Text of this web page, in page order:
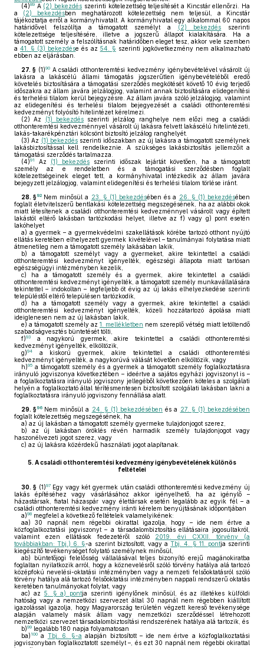
(4)89 A (2) bekezdés szerinti kötelezettség teljesítését a Kincstár ellenőrzi. Ha
a (2) bekezdésben meghatározott kötelezettség nem teljesül, a Kincstár
tájékoztatja erről a kormányhivatalt. A kormányhivatal egy alkalommal 60 napos
határidővel felszólítja a támogatott személyt a
(2) bekezdés szerinti
kötelezettsége teljesítésére, illetve a jogszerű állapot kialakítására. Ha a
támogatott személy a felszólításnak határidőben eleget tesz, akkor vele szemben
a41. § (3) bekezdése és az 54. § szerinti jogkövetkezmény nem alkalmazható
ebben az eljárásban.
27. § (1)90A családi otthonteremtési kedvezmény igénybevételével vásárolt új
lakásra a lakáscélú állami támogatás jogszerűtlen igénybevételéből eredő
követelés biztosítására a támogatási szerződés megkötését követő 10 évig terjedő
időszakra az állam javára jelzálogjog, valamint annak biztosítására elidegenítési
és terhelési tilalom kerül bejegyzésre. Az állam javára szóló jelzálogjog, valamint
az elidegenítési és terhelési tilalom bejegyezését a családi otthonteremtési
kedvezményt folyósító hitelintézet kérelmezi.
(2) Az (1) bekezdésszerinti jelzálog ranghelye nem előzi meg a családi
otthonteremtési kedvezménnyel vásárolt új lakásra felvett lakáscélú hitelintézeti,
lakás-takarékpénztári kölcsönt biztosító jelzálog ranghelyét.
(3) Az (1) bekezdésszerinti időszakban az új lakásra a támogatott személynek
lakásbiztosítással kell rendelkeznie. A szükséges lakásbiztosítás jellemzőit a
támogatási szerződés tartalmazza.
(4)91 Az (1) bekezdés szerinti időszak lejártát követően, ha a támogatott
személy az e rendeletben és a támogatási szerződésben foglalt
kötelezettségeinek eleget tett, a kormányhivatal intézkedik az állam javára
bejegyzett jelzálogjog, valamint elidegenítési és terhelési tilalom törlése iránt.
28. §92 Nem minősül a 23. § (1) bekezdésében és a 26. § (1) bekezdésében
foglalt életvitelszerű bentlakási kötelezettség megszegésének, ha az alábbi okok
miatt létesítenek a családi otthonteremtési kedvezménnyel vásárolt vagy épített
lakástól eltérő lakásban tartózkodási helyet, illetve az f) vagy g) pont esetén
lakóhelyet
a) a gyermek – a gyermekvédelmi szakellátások körébe tartozó otthont nyújtó
ellátás keretében elhelyezett gyermek kivételével – tanulmányai folytatása miatt
átmenetileg nem a támogatott személy lakásában lakik,
b) a támogatott személyt vagy a gyermeket, akire tekintettel a családi
otthonteremtési kedvezményt igényelték, egészségi állapota miatt tartósan
egészségügyi intézményben kezelik,
c) ha a támogatott személy és a gyermek, akire tekintettel a családi
otthonteremtési kedvezményt igényelték, a támogatott személy munkavállalására
tekintettel – indokoltan – legfeljebb öt évig az új lakás elhelyezkedése szerinti
településtől eltérő településen tartózkodik,
d) ha a támogatott személy vagy a gyermek, akire tekintettel a családi
otthonteremtési kedvezményt igényelték, közeli hozzátartozó ápolása miatt
ideiglenesen nem az új lakásban lakik,
e) a támogatott személy az 1. mellékletben nem szereplő vétség miatt letöltendő
szabadságvesztés büntetését tölti,
f)93
a nagykorú gyermek, akire tekintettel a családi otthonteremtési
kedvezményt igényelték, elköltözik,
g)94
a kiskorú gyermek, akire tekintettel a családi otthonteremtési
kedvezményt igényelték, a nagykorúvá válását követően elköltözik, vagy
h)95 a támogatott személy és a gyermek a támogatott személy foglalkoztatásra
irányuló jogviszonya következtében – ideértve a sajátos egyházi jogviszonyt is –
a foglalkoztatásra irányuló jogviszony jellegéből következően köteles a szolgálati
helyén a foglalkoztató által térítésmentesen biztosított szolgálati lakásban lakni a
foglalkoztatásra irányuló jogviszony fennállása alatt.
29. §96 Nem minősül a 24. § (1) bekezdésében és a 27. § (1) bekezdésében
foglalt kötelezettség megszegésének, ha
a) az új lakásban a támogatott személy gyermeke tulajdonjogot szerez,
b) az új lakásban öröklés révén harmadik személy tulajdonjogot vagy
haszonélvezeti jogot szerez, vagy
c) az új lakásra közérdekű használati jogot alapítanak.
5. A családi otthonteremtési kedvezmény igénybevételének különös
feltételei
30. § (1)97Egy vagy két gyermek után családi otthonteremtési kedvezmény új
lakás építéséhez vagy vásárlásához akkor igényelhető, ha az igénylő –
házastársak, fiatal házaspár vagy élettársak esetén legalább az egyik fél – a
családi otthonteremtési kedvezmény iránti kérelem benyújtásának időpontjában
a)98 megfelel a következő feltételek valamelyikének:
aa) 30 napnál nem régebbi okirattal igazolja, hogy – ide nem értve a
közfoglalkoztatási jogviszonyt – a társadalombiztosítás ellátásaira jogosultakról,
valamint ezen ellátások fedezetéről szóló 2019. évi CXXII. törvény (a
továbbiakban: Tbj.) 6. §-a szerint biztosított, vagy aTbj. 4. § 11. pontja szerinti
kiegészítő tevékenységet folytató személynek minősül,
ab) büntetőjogi felelősség vállalásával teljes bizonyító erejű magánokiratba
foglaltan nyilatkozik arról, hogy a köznevelésről szóló törvény hatálya alá tartozó
középfokú nevelési-oktatási intézményben vagy a nemzeti felsőoktatásról szóló
törvény hatálya alá tartozó felsőoktatási intézményben nappali rendszerű oktatás
keretében tanulmányokat folytat, vagy
ac) az 5. § a) pontja szerinti igénylőnek minősül, és az illetékes külföldi
hatóság vagy a nemzetközi szervezet által 30 napnál nem régebben kiállított
igazolással igazolja, hogy Magyarország területén végzett kereső tevékenysége
alapján valamely másik állam vagy nemzetközi szerződéssel létrehozott
nemzetközi szervezet társadalombiztosítási rendszerének hatálya alá tartozik, és
b)99 legalább 180 napja folyamatosan
ba) 100 a Tbj. 6. §-a alapján biztosított – ide nem értve a közfoglalkoztatási
jogviszonyban foglalkoztatott személyt –, és ezt 30 napnál nem régebbi okirattal